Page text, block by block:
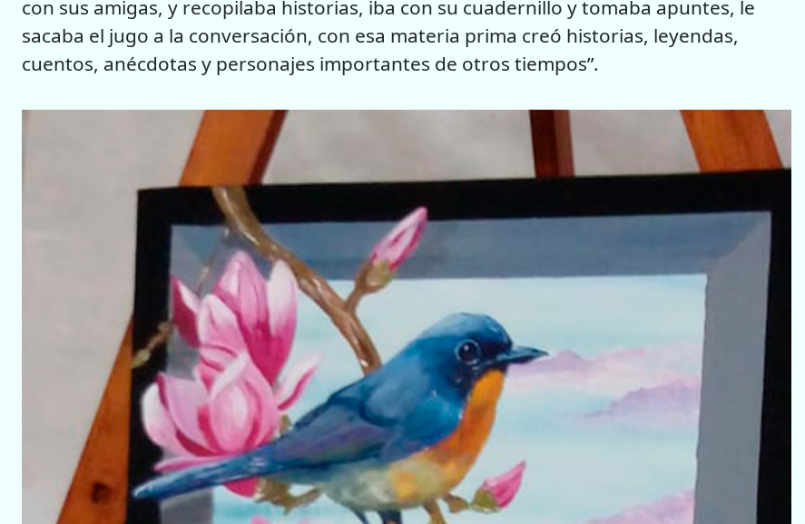
con sus amigas, y recopilaba historias, iba con su cuadernillo y tomaba apuntes, le
sacaba el jugo a la conversación, con esa materia prima creó historias, leyendas,
cuentos, anécdotas y personajes importantes de otros tiempos”.